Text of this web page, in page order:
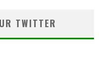
TWITTER